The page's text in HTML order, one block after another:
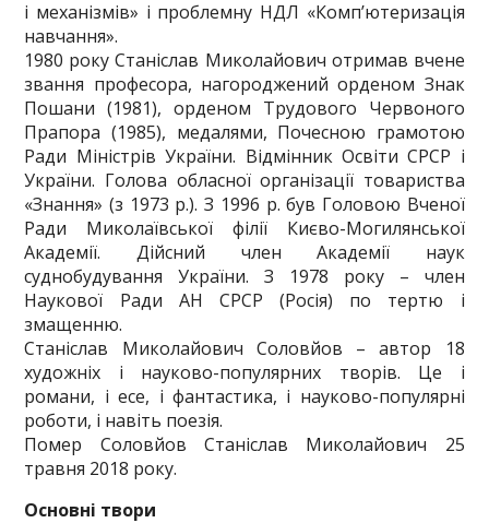
і механізмів» і проблемну НДЛ «Комп’ютеризація
навчання».
1980 року Станіслав Миколайович отримав вчене
звання професора, нагороджений орденом Знак
Пошани (1981), орденом Трудового Червоного
Прапора (1985), медалями, Почесною грамотою
Ради Міністрів України. Відмінник Освіти СРСР і
України. Голова обласної організації товариства
«Знання» (з 1973 р.). З 1996 р. був Головою Вченої
Ради Миколаївської філії Києво-Могилянської
Академії. Дійсний член Академії наук
суднобудування України. З 1978 року – член
Наукової Ради АН СРСР (Росія) по тертю і
змащенню.
Станіслав Миколайович Соловйов – автор 18
художніх і науково-популярних творів. Це і
романи, і есе, і фантастика, і науково-популярні
роботи, і навіть поезія.
Помер Соловйов Станіслав Миколайович 25
травня 2018 року.
Основні твори